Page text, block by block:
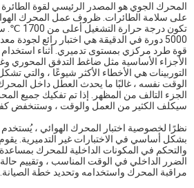
المحرك الجوي هو المصدر الرئيسي لقوة
على سلامة الطائرات. ظروف عمل المحرك
5000 دورة في الدقيقة هي اختبار رائع لجودة
قوة طرد مركزي بمستوى تدميري. أثناء استخدام
الأجزاء الأساسية مثل ضاغط التدفق المحوري
التوربينات هي الأخطاء الأكثر شيوعًا ، والتي
الوقت نفسه ، غالبًا ما يحدث العطل داخل
الجزء التالف من المظهر. إذا تم تفكيك جميع
سيكلف الكثير من العمل والوقت ، وستنخفض
نظرًا لخصوصية اختبار المحرك الهوائي ، يُستخدم
بشكل أساسي في الاختبارات غير التدميرية.
والتحكم في المكونات الداخلية للمحرك بمساعدة
الضرر الداخلي في الوقت المناسب ، وتقييم
مراقبة المحرك واستخدامه وتحديد خطة الصيانة.